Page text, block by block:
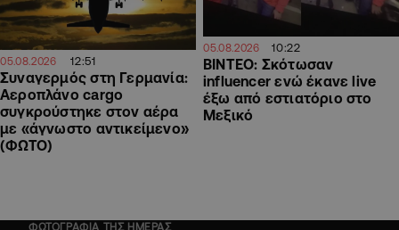
05.08.2026 12:51
Συναγερμός στη Γερμανία:
Αεροπλάνο cargo
συγκρούστηκε στον αέρα
με «άγνωστο αντικείμενο»
(ΦΩΤΟ)
05.08.2026 10:22
ΒΙΝΤΕΟ: Σκότωσαν
influencer ενώ έκανε live
έξω από εστιατόριο στο
Μεξικό
ΦΩΤΟΓΡΑΦΙΑ ΤΗΣ ΗΜΕΡΑΣ